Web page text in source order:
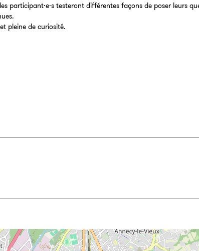
participant·e·s testeront différentes façons de poser leurs
pleine de curiosité.